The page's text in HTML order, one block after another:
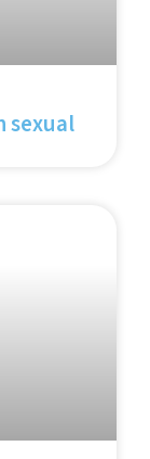
sexual